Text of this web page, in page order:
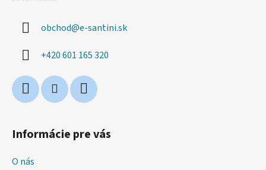
obchod@e-santini.sk
+420 601 165 320
Informácie pre vás
O nás